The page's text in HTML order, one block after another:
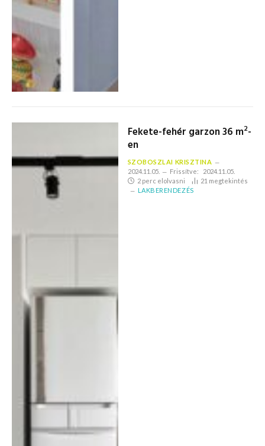
Fekete-fehér garzon 36 m2-
en
SZOBOSZLAI KRISZTINA
2024.11.05.
Frissítve:
2024.11.05.
2 perc elolvasni
21 megtekintés
LAKBERENDEZÉS